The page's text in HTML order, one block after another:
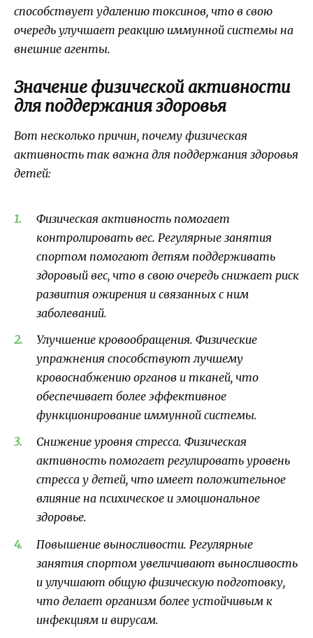
способствует удалению токсинов, что в свою
очередь улучшает реакцию иммунной системы на
внешние агенты.
Значение физической активности
для поддержания здоровья
Вот несколько причин, почему физическая
активность так важна для поддержания здоровья
детей:
Физическая активность помогает
контролировать вес. Регулярные занятия
спортом помогают детям поддерживать
здоровый вес, что в свою очередь снижает риск
развития ожирения и связанных с ним
заболеваний.
Улучшение кровообращения. Физические
упражнения способствуют лучшему
кровоснабжению органов и тканей, что
обеспечивает более эффективное
функционирование иммунной системы.
Снижение уровня стресса. Физическая
активность помогает регулировать уровень
стресса у детей, что имеет положительное
влияние на психическое и эмоциональное
здоровье.
Повышение выносливости. Регулярные
занятия спортом увеличивают выносливость
и улучшают общую физическую подготовку,
что делает организм более устойчивым к
инфекциям и вирусам.